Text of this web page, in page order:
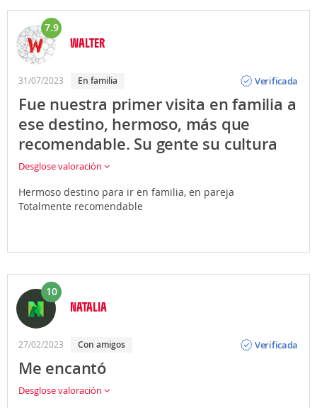
7.9
WALTER
31/07/2023 En familia
Verificada
Fue nuestra primer visita en familia a
ese destino, hermoso, más que
recomendable. Su gente su cultura
Desglose valoración
Hermoso destino para ir en familia, en pareja
Totalmente recomendable
10
NATALIA
27/02/2023 Con amigos
Verificada
Me encantó
Desglose valoración